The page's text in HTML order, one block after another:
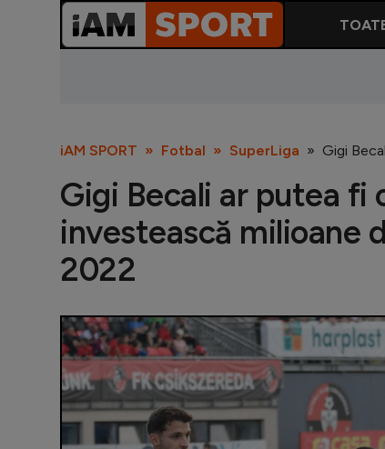
iAM SPORT Fotbal SuperLiga Gigi
Gigi Becali ar putea fi
investească milioane
2022